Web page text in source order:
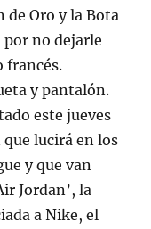
de Oro y la Bota
por no dejarle
francés.
y pantalón.
este jueves
lucirá en los
y que van
Jordan’, la
a Nike, el